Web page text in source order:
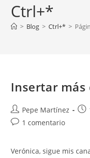
Ctrl+*
> Blog > Ctrl+* >
Insertar
Autor
de
Pepe Martínez
Comentarios
entrada:
1 comentario
Verónica, sigue mis